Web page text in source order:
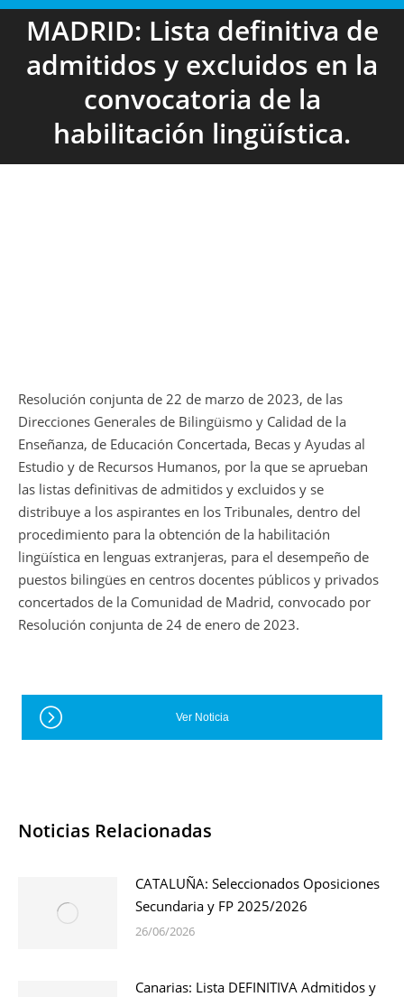
MADRID: Lista definitiva de
admitidos y excluidos en la
convocatoria de la
habilitación lingüística.
Resolución conjunta de 22 de marzo de 2023, de las
Direcciones Generales de Bilingüismo y Calidad de la
Enseñanza, de Educación Concertada, Becas y Ayudas al
Estudio y de Recursos Humanos, por la que se aprueban
las listas definitivas de admitidos y excluidos y se
distribuye a los aspirantes en los Tribunales, dentro del
procedimiento para la obtención de la habilitación
lingüística en lenguas extranjeras, para el desempeño de
puestos bilingües en centros docentes públicos y privados
concertados de la Comunidad de Madrid, convocado por
Resolución conjunta de 24 de enero de 2023.
Ver Noticia
Noticias Relacionadas
CATALUÑA: Seleccionados Oposiciones
Secundaria y FP 2025/2026
26/06/2026
Canarias: Lista DEFINITIVA Admitidos y